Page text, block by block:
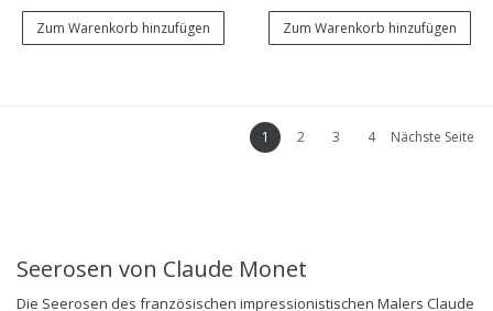
Zum Warenkorb hinzufügen Zum Warenkorb hinzufügen
1 2 3 4 Nächste Seite
Seerosen von Claude Monet
Die Seerosen des französischen impressionistischen Malers Claude